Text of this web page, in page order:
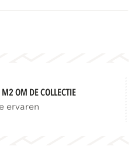
OM DE COLLECTIE
ervaren